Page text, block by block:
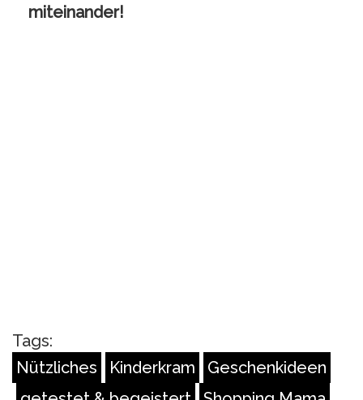
miteinander!
Tags:
Nützliches
Kinderkram
Geschenkideen